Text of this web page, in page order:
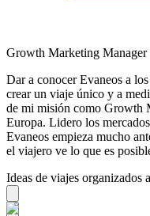
Growth Marketing Manager
Dar a conocer Evaneos a
crear un viaje único y a
de mi misión como Growth
Europa. Lidero los
Evaneos empieza mucho
el viajero ve lo que es
Ideas de viajes organizados